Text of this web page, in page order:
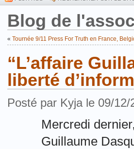
Blog de
« Tournée 9/11 Press For Truth en France,
“L’affaire
liberté
Posté par Kyja le 09/12/
Mercredi
Guillaume